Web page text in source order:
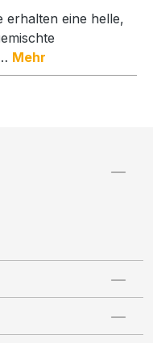
eine helle,
Mehr